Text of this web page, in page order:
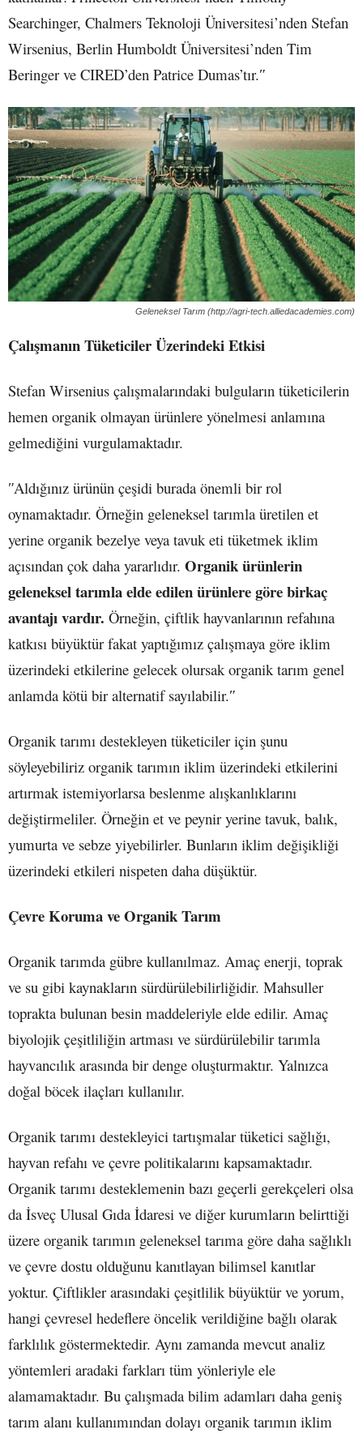
Searchinger, Chalmers Teknoloji Üniversitesi’nden Stefan
Wirsenius, Berlin Humboldt Üniversitesi’nden Tim
Beringer ve CIRED’den Patrice Dumas’tır.ʺ
Geleneksel Tarım (http://agri-tech.alliedacademies.com)
Çalışmanın Tüketiciler Üzerindeki Etkisi
Stefan Wirsenius çalışmalarındaki bulguların tüketicilerin
hemen organik olmayan ürünlere yönelmesi anlamına
gelmediğini vurgulamaktadır.
ʺAldığınız ürünün çeşidi burada önemli bir rol
oynamaktadır. Örneğin geleneksel tarımla üretilen et
yerine organik bezelye veya tavuk eti tüketmek iklim
açısından çok daha yararlıdır. Organik ürünlerin
geleneksel tarımla elde edilen ürünlere göre birkaç
avantajı vardır. Örneğin, çiftlik hayvanlarının refahına
katkısı büyüktür fakat yaptığımız çalışmaya göre iklim
üzerindeki etkilerine gelecek olursak organik tarım genel
anlamda kötü bir alternatif sayılabilir.ʺ
Organik tarımı destekleyen tüketiciler için şunu
söyleyebiliriz organik tarımın iklim üzerindeki etkilerini
artırmak istemiyorlarsa beslenme alışkanlıklarını
değiştirmeliler. Örneğin et ve peynir yerine tavuk, balık,
yumurta ve sebze yiyebilirler. Bunların iklim değişikliği
üzerindeki etkileri nispeten daha düşüktür.
Çevre Koruma ve Organik Tarım
Organik tarımda gübre kullanılmaz. Amaç enerji, toprak
ve su gibi kaynakların sürdürülebilirliğidir. Mahsuller
toprakta bulunan besin maddeleriyle elde edilir. Amaç
biyolojik çeşitliliğin artması ve sürdürülebilir tarımla
hayvancılık arasında bir denge oluşturmaktır. Yalnızca
doğal böcek ilaçları kullanılır.
Organik tarımı destekleyici tartışmalar tüketici sağlığı,
hayvan refahı ve çevre politikalarını kapsamaktadır.
Organik tarımı desteklemenin bazı geçerli gerekçeleri olsa
da İsveç Ulusal Gıda İdaresi ve diğer kurumların belirttiği
üzere organik tarımın geleneksel tarıma göre daha sağlıklı
ve çevre dostu olduğunu kanıtlayan bilimsel kanıtlar
yoktur. Çiftlikler arasındaki çeşitlilik büyüktür ve yorum,
hangi çevresel hedeflere öncelik verildiğine bağlı olarak
farklılık göstermektedir. Aynı zamanda mevcut analiz
yöntemleri aradaki farkları tüm yönleriyle ele
alamamaktadır. Bu çalışmada bilim adamları daha geniş
tarım alanı kullanımından dolayı organik tarımın iklim